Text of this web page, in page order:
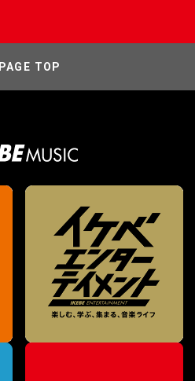
PAGE TOP